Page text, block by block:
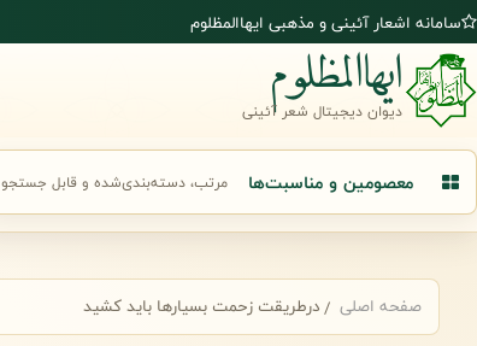
پرش به محتوای اصلی
سامانه اشعار آئینی و مذهبی ایهاالمظلوم
ایهاالمظلوم
دیوان دیجیتال شعر آئینی
معصومین و مناسبت‌ها مرتب، دسته‌بندی‌شده و قابل جستجو
صفحه اصلی درطریقت زحمت بسیارها باید کشید